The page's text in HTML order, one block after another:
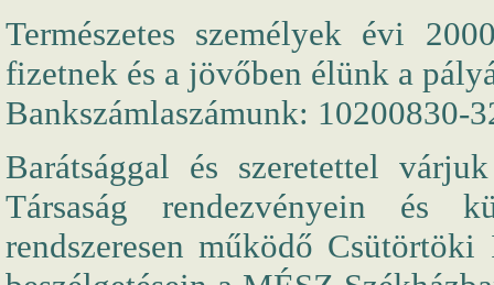
Természetes személyek évi
fizetnek és a jövőben élünk a
Bankszámlaszámunk: 10200830-
Barátsággal és szeretettel
Társaság rendezvényein és
rendszeresen működő